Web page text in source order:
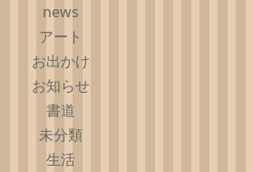
news
アート
お出かけ
お知らせ
書道
未分類
生活